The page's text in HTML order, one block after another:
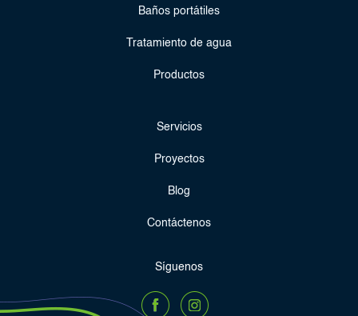
Baños portátiles
Tratamiento de agua
Productos
Servicios
Proyectos
Blog
Contáctenos
Síguenos